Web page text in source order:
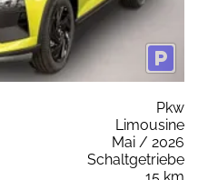
Pkw
Limousine
Mai / 2026
Schaltgetriebe